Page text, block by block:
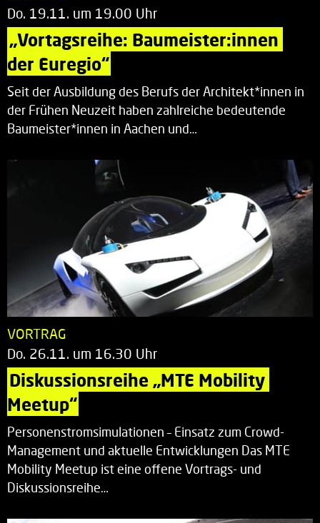
Do. 19.11. um 19.00 Uhr
„Vortagsreihe: Baumeister:innen
der Euregio“
Seit der Ausbildung des Berufs der Architekt*innen in
der Frühen Neuzeit haben zahlreiche bedeutende
Baumeister*innen in Aachen und…
VORTRAG
Do. 26.11. um 16.30 Uhr
Diskussionsreihe „MTE Mobility
Meetup“
Personenstromsimulationen – Einsatz zum Crowd-
Management und aktuelle Entwicklungen Das MTE
Mobility Meetup ist eine offene Vortrags- und
Diskussionsreihe…